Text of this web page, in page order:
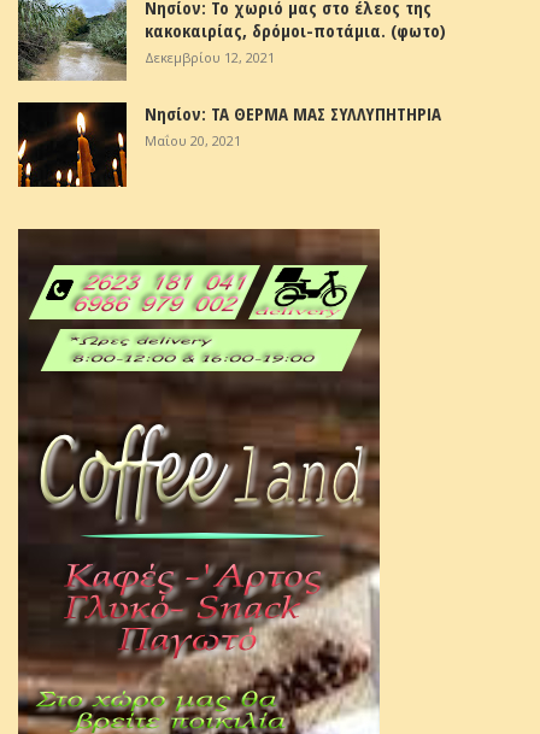
Νησίον: Το χωριό μας στο έλεος της
κακοκαιρίας, δρόμοι-ποτάμια. (φωτο)
Δεκεμβρίου 12, 2021
Νησίον: ΤΑ ΘΕΡΜΑ ΜΑΣ ΣΥΛΛΥΠΗΤΗΡΙΑ
Μαΐου 20, 2021